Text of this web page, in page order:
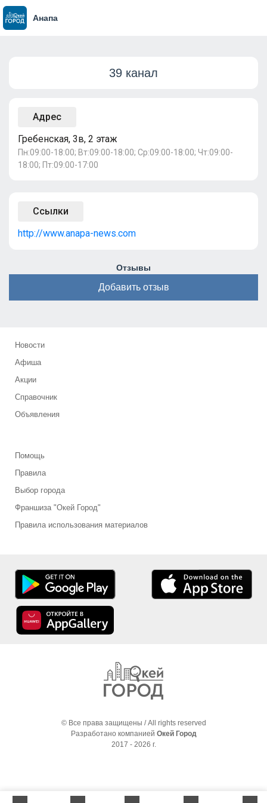
Анапа
39 канал
Адрес
Гребенская, 3в, 2 этаж
Пн:09:00-18:00; Вт:09:00-18:00; Ср:09:00-18:00; Чт:09:00-
18:00; Пт:09:00-17:00
Ссылки
http://www.anapa-news.com
Отзывы
Добавить отзыв
Новости
Афиша
Акции
Справочник
Объявления
Помощь
Правила
Выбор города
Франшиза "Окей Город"
Правила использования материалов
© Все права защищены / All rights reserved
Разработано компанией Окей Город
2017 - 2026 г.